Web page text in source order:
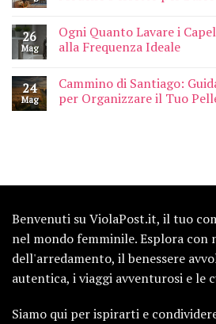
26
Mag
Ogni Quanto Lavare i
alla Frequenza Ideale
24
Mag
Cammino di Santiago:
per Organizzare il Tuo
Benvenuti su ViolaPost.it, il tuo
nel mondo femminile. Esplora con
dell'arredamento, il benessere
autentica, i viaggi avventurosi e le
Siamo qui per ispirarti e